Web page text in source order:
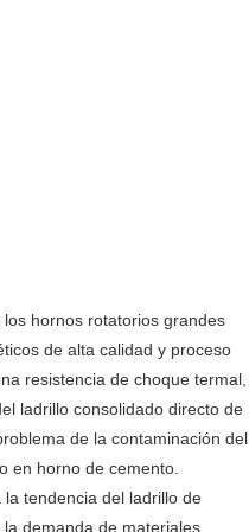
hornos rotatorios grandes
de alta calidad y proceso
resistencia de choque termal,
ladrillo consolidado directo de
de la contaminación del
en horno de cemento.
tendencia del ladrillo de
demanda de materiales